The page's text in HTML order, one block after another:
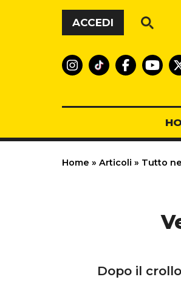
Vai al contenuto
ACCEDI
Home » Articoli » Tutto
Dopo il